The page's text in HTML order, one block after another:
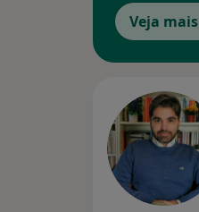
Veja mais